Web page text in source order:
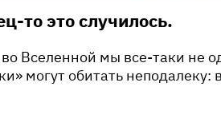
то это случилось.
Вселенной мы все-таки не
могут обитать неподалеку: